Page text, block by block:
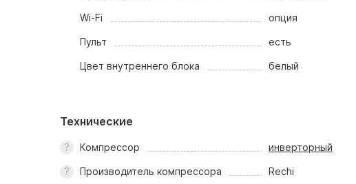
Wi-Fi опция
Пульт есть
Цвет внутреннего блока белый
Технические
Компрессор инверторный
Производитель компрессора Rechi